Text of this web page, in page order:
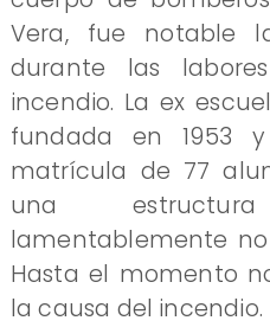
Vera, fue notable
durante las
incendio. La ex
fundada en 1953
matrícula de 77
una
lamentablemente
Hasta el momento
la causa del incendio.